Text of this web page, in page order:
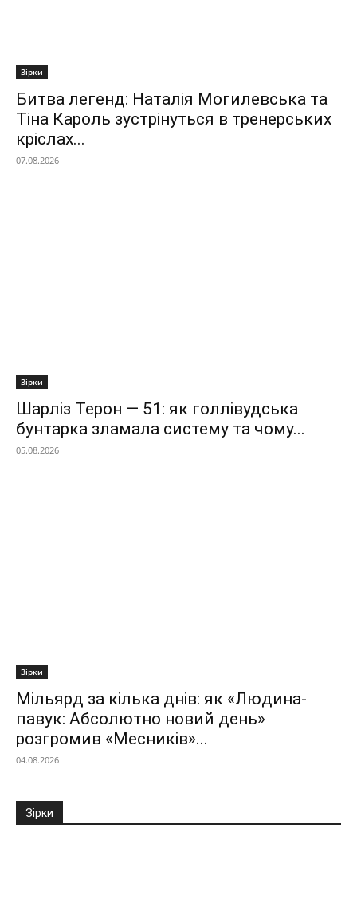
Зірки
Битва легенд: Наталія Могилевська та
Тіна Кароль зустрінуться в тренерських
кріслах...
07.08.2026
Зірки
Шарліз Терон — 51: як голлівудська
бунтарка зламала систему та чому...
05.08.2026
Зірки
Мільярд за кілька днів: як «Людина-
павук: Абсолютно новий день»
розгромив «Месників»...
04.08.2026
Зірки